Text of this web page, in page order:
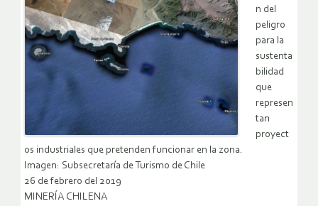
n del
peligro
para la
sustenta
bilidad
que
represen
tan
proyect
os industriales que pretenden funcionar en la zona.
Imagen: Subsecretaría de Turismo de Chile
26 de febrero del 2019
MINERÍA CHILENA